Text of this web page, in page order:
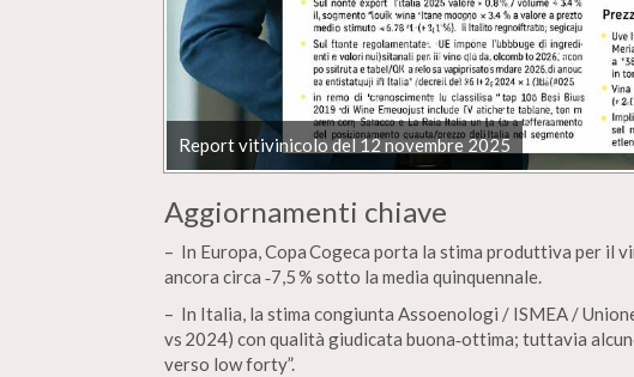
Report vitivinicolo del 12 novembre 2025
Aggiornamenti chiave
– In Europa, Copa Cogeca porta la stima produttiva per il
ancora circa ‑7,5 % sotto la media quinquennale.
– In Italia, la stima congiunta Assoenologi / ISMEA /
vs 2024) con qualità giudicata buona‑ottima; tuttavia
verso low forty”.